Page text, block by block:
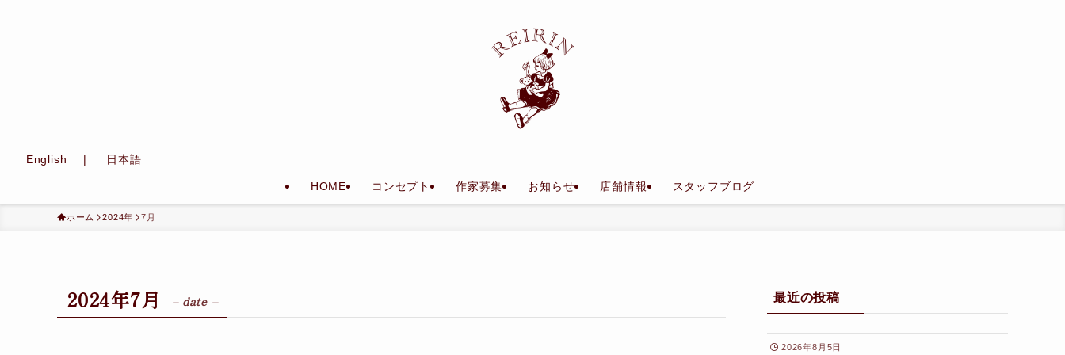
HOME コンセプト 作家募集 お知らせ 店舗情報 スタッフブログ
English 日本語
ホーム 2024年 7月
2024年7月 – date – 最近の投稿
2026年8月5日